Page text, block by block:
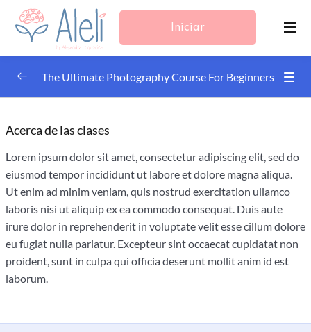
Iniciar
What is Depth of Field? | Photography Masterclass
Depth of Field & Aperture | Photography Masterclass
Manual Focus vs. Auto Focus | Photography
Masterclass
Supplemental Materials | Photography
The Ultimate Photography Course For Beginners
Acerca de las clases
Lorem ipsum dolor sit amet, consectetur adipiscing elit, sed do
eiusmod tempor incididunt ut labore et dolore magna aliqua.
Ut enim ad minim veniam, quis nostrud exercitation ullamco
laboris nisi ut aliquip ex ea commodo consequat. Duis aute
irure dolor in reprehenderit in voluptate velit esse cillum dolore
eu fugiat nulla pariatur. Excepteur sint occaecat cupidatat non
proident, sunt in culpa qui officia deserunt mollit anim id est
laborum.